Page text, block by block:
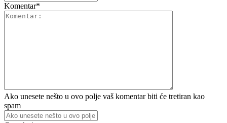
Komentar*
Ako unesete nešto u ovo polje vaš komentar biti će tretiran kao
spam